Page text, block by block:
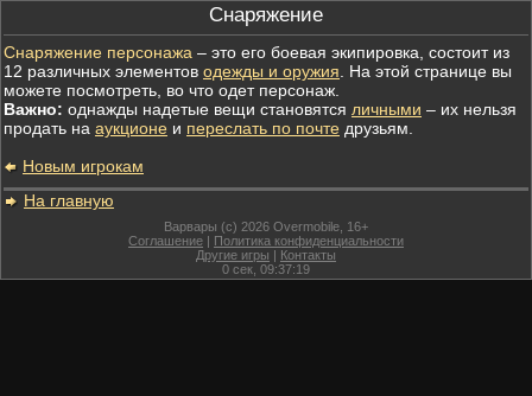
Снаряжение
Снаряжение персонажа – это его боевая экипировка, состоит из
12 различных элементов одежды и оружия . На этой странице вы
можете посмотреть, во что одет персонаж.
Важно: однажды надетые вещи становятся личными – их нельзя
продать на аукционе и переслать по почте друзьям.
Новым игрокам
На главную
Варвары (c) 2026 Overmobile, 16+
Соглашение | Политика конфиденциальности
Другие игры | Контакты
0 сек, 09:37:19